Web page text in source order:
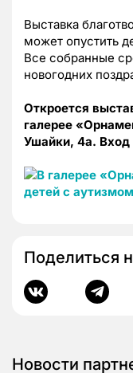
Выставка
может опустить
Все собранные
новогодних
Откроется
галерее
Ушайки, 4а. Вход
Поделиться
Новости